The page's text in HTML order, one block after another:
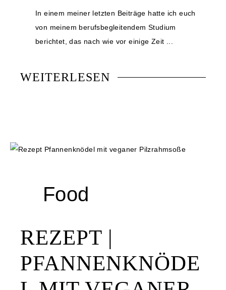
In einem meiner letzten Beiträge hatte ich euch
von meinem berufsbegleitendem Studium
berichtet, das nach wie vor einige Zeit ...
WEITERLESEN
Food
REZEPT |
PFANNENKNÖDE